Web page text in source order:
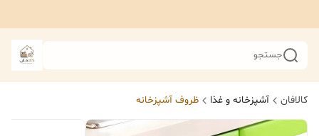
جستجو
کالافان آشپزخانه و غذا ظروف آشپزخانه